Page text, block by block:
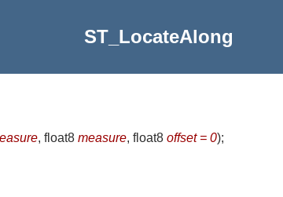
ST_LocateAlong
, float8 measure, float8 offset = 0);